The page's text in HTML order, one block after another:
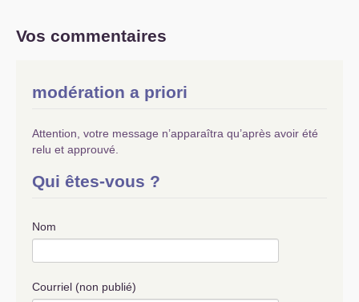
Vos commentaires
modération a priori
Attention, votre message n’apparaîtra qu’après avoir été
relu et approuvé.
Qui êtes-vous ?
Nom
Courriel (non publié)